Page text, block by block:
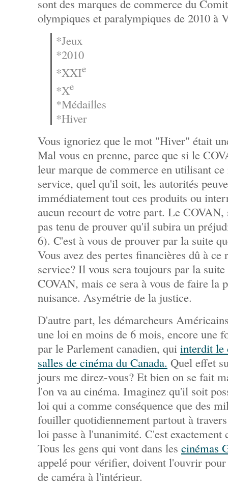
sont des marques de commerce du
olympiques et paralympiques de 2010 à
*Jeux
*2010
*XXIe
*Xe
*Médailles
*Hiver
Vous ignoriez que le mot "Hiver" était
Mal vous en prenne, parce que si le
leur marque de commerce en utilisant
service, quel qu'il soit, les autorités
immédiatement tout ces produits ou
aucun recourt de votre part. Le
pas tenu de prouver qu'il subira un
6). C'est à vous de prouver par la suite
Vous avez des pertes financières dû à
service? Il vous sera toujours par la
COVAN, mais ce sera à vous de faire la
nuisance. Asymétrie de la justice.
D'autre part, les démarcheurs
une loi en moins de 6 mois, encore une
par le Parlement canadien, qui interdit le
salles de cinéma du Canada. Quel effet
jours me direz-vous? Et bien on se fait
l'on va au cinéma. Imaginez qu'il soit
loi qui a comme conséquence que des
fouiller quotidiennement partout à
loi passe à l'unanimité. C'est exactement
Tous les gens qui vont dans les cinémas
appelé pour vérifier, doivent l'ouvrir
de caméra à l'intérieur.